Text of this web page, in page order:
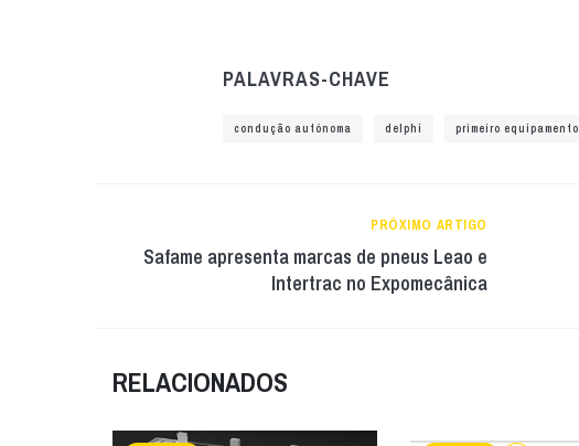
PALAVRAS-CHAVE
condução autónoma delphi primeiro equipamento
PRÓXIMO ARTIGO
Safame apresenta marcas de pneus Leao e
Intertrac no Expomecânica
RELACIONADOS